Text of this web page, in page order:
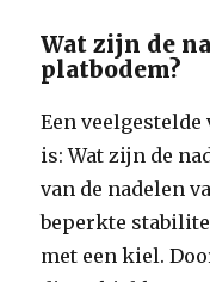
Wat zijn de
platbodem?
Een
is: Wat zijn de
van de nadelen
beperkte
met een kiel.